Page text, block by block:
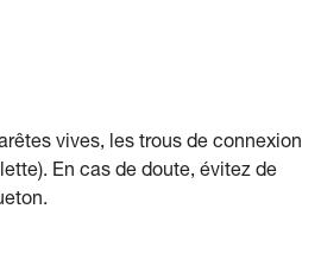
vives, les trous de connexion
En cas de doute, évitez de